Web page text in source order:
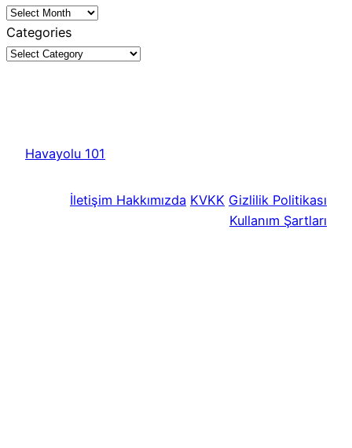
Categories
Havayolu 101
İletişim Hakkımızda KVKK Gizlilik Politikası
Kullanım Şartları